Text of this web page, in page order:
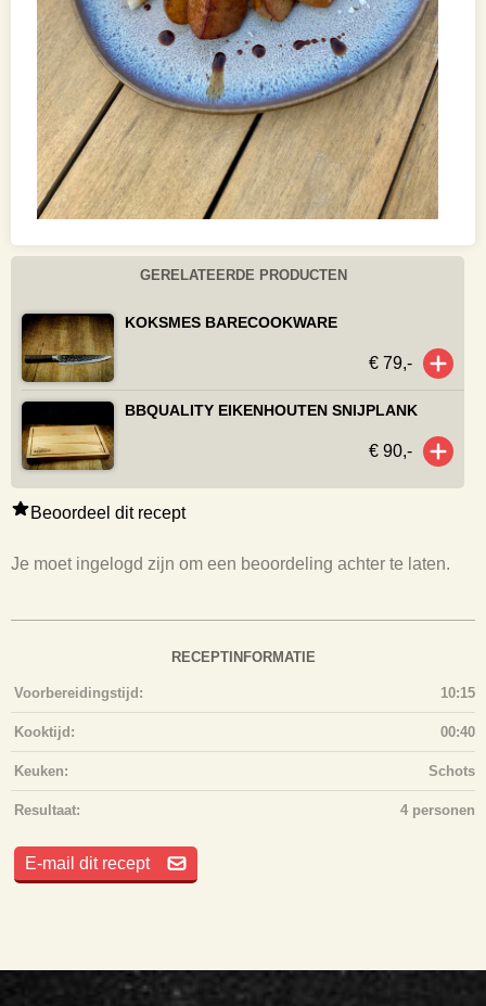
Beoordeel dit recept
Je moet ingelogd zijn om een beoordeling achter te laten.
RECEPTINFORMATIE
Voorbereidingstijd: 10:15
Kooktijd: 00:40
Keuken: Schots
Resultaat: 4 personen
E-mail dit recept
GERELATEERDE PRODUCTEN
KOKSMES BARECOOKWARE
€ 79,-
BBQUALITY EIKENHOUTEN SNIJPLANK
€ 90,-